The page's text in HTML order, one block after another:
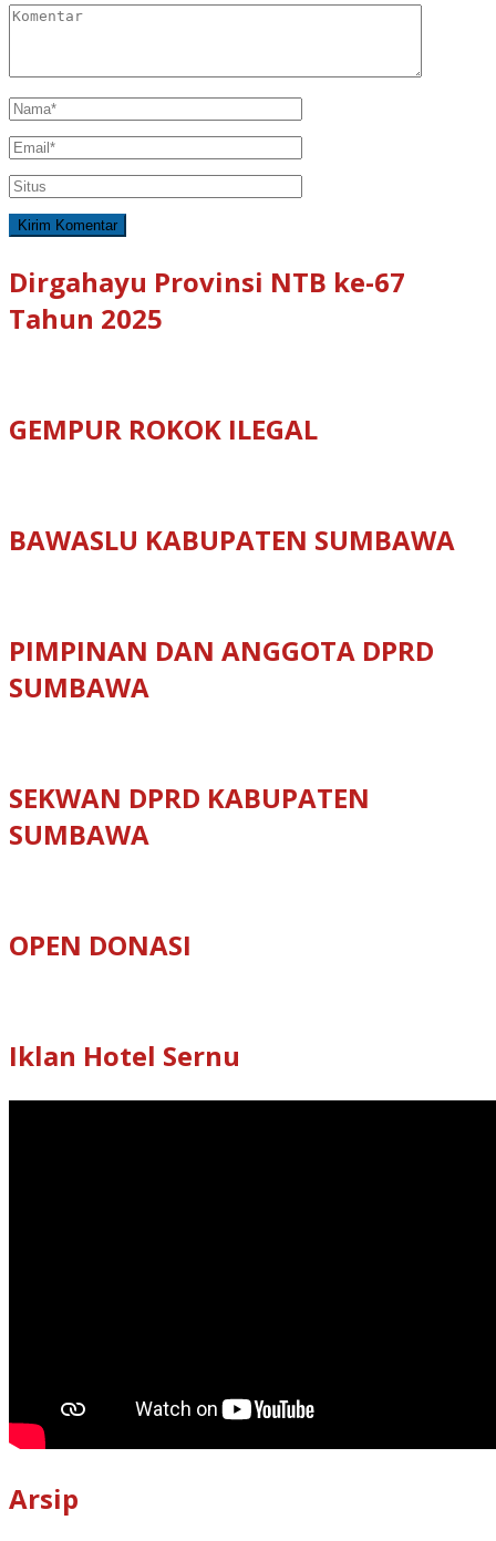
Dirgahayu Provinsi NTB ke-67
Tahun 2025
GEMPUR ROKOK ILEGAL
BAWASLU KABUPATEN SUMBAWA
PIMPINAN DAN ANGGOTA DPRD
SUMBAWA
SEKWAN DPRD KABUPATEN
SUMBAWA
OPEN DONASI
Iklan Hotel Sernu
Arsip